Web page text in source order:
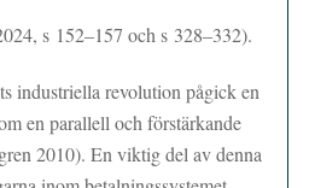
s 152–157 och s 328–332).
industriella revolution pågick en
en parallell och förstärkande
2010). En viktig del av denna